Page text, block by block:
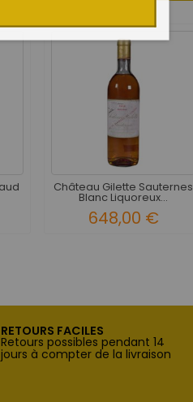
Château Gilette Sauternes
Blanc Liquoreux...
648,00 €
RETOURS FACILES
Retours possibles pendant 14
jours à compter de la livraison